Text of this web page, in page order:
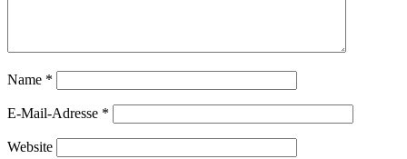
Name *
E-Mail-Adresse *
Website